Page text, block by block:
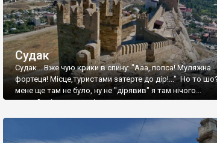
Судак
Судак... Вже чую крики в спину: "Ааа, попса! Муляжна
фортеця! Місце,туристами затерте до дір!..." Но то
мене ще там не було, ну не "дірявив" я там нічого...
принаймні до цього літа.